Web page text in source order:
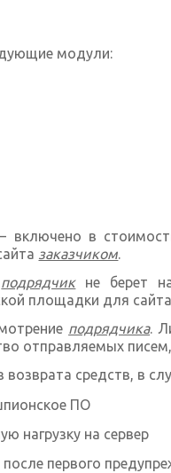
модули:
включено в
заказчиком.
подрядчикне берет
площадки для
подрядчика.
отправляемых
возврата средств, в
ПО
нагрузку на сервер
первого